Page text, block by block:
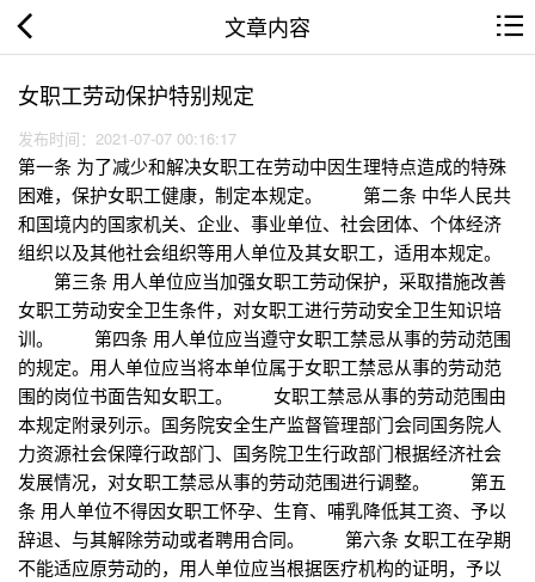
文章内容
女职工劳动保护特别规定
发布时间：2021-07-07 00:16:17
第一条 为了减少和解决女职工在劳动中因生理特点造成的特殊
困难，保护女职工健康，制定本规定。 第二条 中华人民共
和国境内的国家机关、企业、事业单位、社会团体、个体经济
组织以及其他社会组织等用人单位及其女职工，适用本规定。
第三条 用人单位应当加强女职工劳动保护，采取措施改善
女职工劳动安全卫生条件，对女职工进行劳动安全卫生知识培
训。 第四条 用人单位应当遵守女职工禁忌从事的劳动范围
的规定。用人单位应当将本单位属于女职工禁忌从事的劳动范
围的岗位书面告知女职工。 女职工禁忌从事的劳动范围由
本规定附录列示。国务院安全生产监督管理部门会同国务院人
力资源社会保障行政部门、国务院卫生行政部门根据经济社会
发展情况，对女职工禁忌从事的劳动范围进行调整。 第五
条 用人单位不得因女职工怀孕、生育、哺乳降低其工资、予以
辞退、与其解除劳动或者聘用合同。 第六条 女职工在孕期
不能适应原劳动的，用人单位应当根据医疗机构的证明，予以